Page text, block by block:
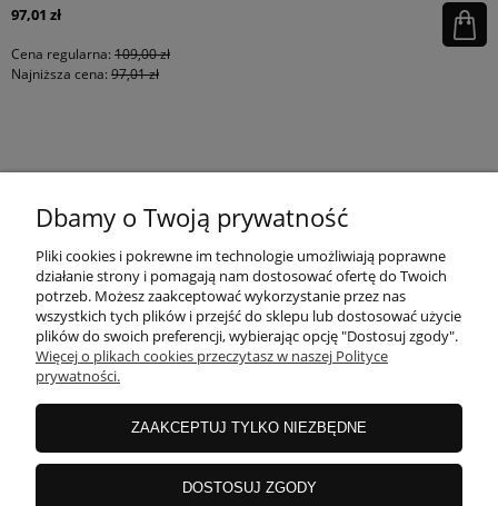
97,01 zł
Cena regularna: 109,00 zł
Najniższa cena: 97,01 zł
MOJE KONTO
PŁATNOŚCI I DOSTAWA
INFORMACJE
INSTRUKCJE
Dbamy o Twoją prywatność
Pliki cookies i pokrewne im technologie umożliwiają poprawne
działanie strony i pomagają nam dostosować ofertę do Twoich
potrzeb. Możesz zaakceptować wykorzystanie przez nas
wszystkich tych plików i przejść do sklepu lub dostosować użycie
plików do swoich preferencji, wybierając opcję "Dostosuj zgody".
Więcej o plikach cookies przeczytasz w naszej Polityce
prywatności.
ZAAKCEPTUJ TYLKO NIEZBĘDNE
DOSTOSUJ ZGODY